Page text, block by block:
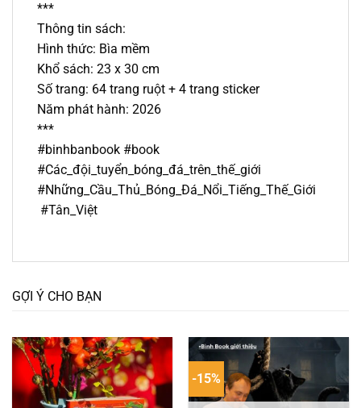
***
Thông tin sách:
Hình thức: Bìa mềm
Khổ sách: 23 x 30 cm
Số trang: 64 trang ruột + 4 trang sticker
Năm phát hành: 2026
***
#binhbanbook #book
#Các_đội_tuyển_bóng_đá_trên_thế_giới
#Những_Cầu_Thủ_Bóng_Đá_Nổi_Tiếng_Thế_Giới
#Tân_Việt
GỢI Ý CHO BẠN
-15%